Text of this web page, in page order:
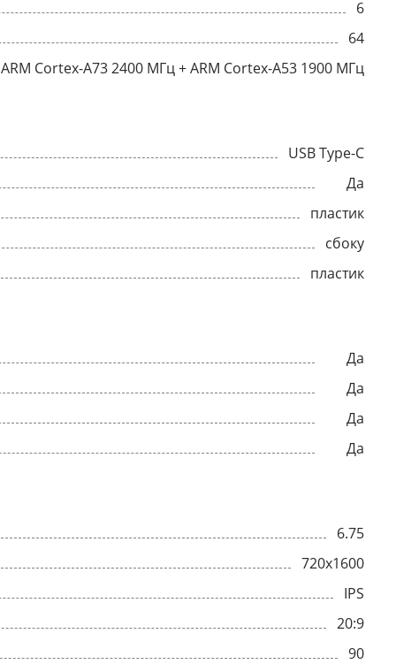
6
64
ARM Cortex-A73 2400 МГц + ARM Cortex-A53 1900 МГц
USB Type-C
Да
пластик
сбоку
пластик
Да
Да
Да
Да
6.75
720x1600
IPS
20:9
90